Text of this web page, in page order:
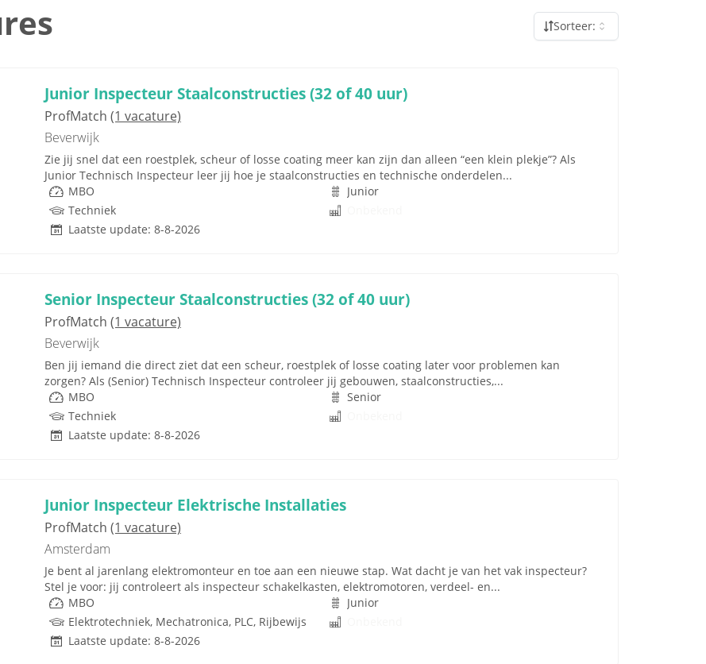
Sorteer:
Junior Inspecteur Staalconstructies (32 of 40 uur)
ProfMatch (1 vacature)
Beverwijk
Zie jij snel dat een roestplek, scheur of losse coating meer kan zijn dan alleen “een klein plekje”? Als
Junior Technisch Inspecteur leer jij hoe je staalconstructies en technische onderdelen...
MBO
Junior
Techniek
Laatste update: 8-8-2026
Senior Inspecteur Staalconstructies (32 of 40 uur)
ProfMatch (1 vacature)
Beverwijk
Ben jij iemand die direct ziet dat een scheur, roestplek of losse coating later voor problemen kan
zorgen? Als (Senior) Technisch Inspecteur controleer jij gebouwen, staalconstructies,...
MBO
Senior
Techniek
Laatste update: 8-8-2026
Junior Inspecteur Elektrische Installaties
ProfMatch (1 vacature)
Amsterdam
Je bent al jarenlang elektromonteur en toe aan een nieuwe stap. Wat dacht je van het vak inspecteur?
Stel je voor: jij controleert als inspecteur schakelkasten, elektromotoren, verdeel- en...
MBO
Junior
Elektrotechniek, Mechatronica, PLC, Rijbewijs
Laatste update: 8-8-2026